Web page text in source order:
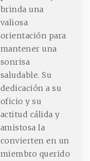
brinda una
valiosa
orientación para
mantener una
sonrisa
saludable. Su
dedicación a su
oficio y su
actitud cálida y
amistosa la
convierten en un
miembro querido